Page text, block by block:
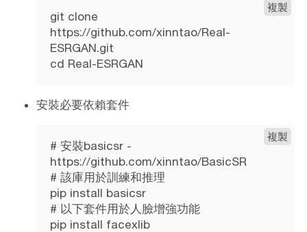
git clone
https://github.com/xinntao/Real-
ESRGAN.git
cd Real-ESRGAN
複製
安裝必要依賴套件
# 安裝basicsr -
https://github.com/xinntao/BasicSR
# 該庫用於訓練和推理
pip install basicsr
# 以下套件用於人臉增強功能
pip install facexlib
複製